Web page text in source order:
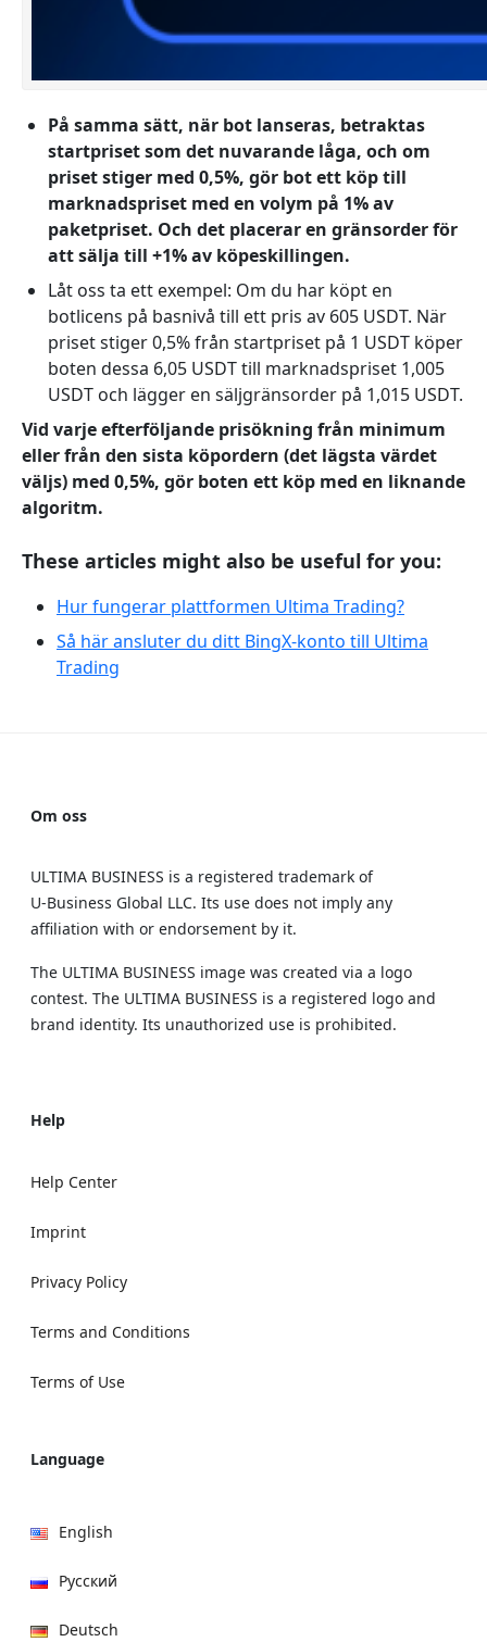
På samma sätt, när bot lanseras, betraktas
startpriset som det nuvarande låga, och om
priset stiger med 0,5%, gör bot ett köp till
marknadspriset med en volym på 1%av
paketpriset. Och det placerar en gränsorder för
att sälja till +1% av köpeskillingen.
Låt oss ta ett exempel: Om du har köpt en
botlicens på basnivå till ett pris av 605 USDT. När
priset stiger 0,5% från startpriset på 1 USDT köper
boten dessa 6,05 USDT till marknadspriset 1,005
USDT och lägger en säljgränsorder på 1,015 USDT.
Vid varje efterföljande prisökning från minimum
eller från den sista köpordern (det lägsta värdet
väljs) med 0,5%, gör boten ett köp med en liknande
algoritm.
These articles might also be useful for you:
Hur fungerar plattformen Ultima Trading?
Så här ansluter du ditt BingX-konto till Ultima
Trading
Om oss
ULTIMA BUSINESS is a registered trademark of
U‑Business Global LLC. Its use does not imply any
affiliation with or endorsement by it.
The ULTIMA BUSINESS image was created via a logo
contest. The ULTIMA BUSINESS is a registered logo and
brand identity. Its unauthorized use is prohibited.
Help
Help Center
Imprint
Privacy Policy
Terms and Conditions
Terms of Use
Language
English
Русский
Deutsch